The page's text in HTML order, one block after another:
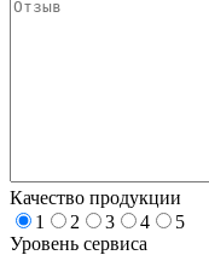
Качество продукции
1
2 3 4
5
Уровень сервиса